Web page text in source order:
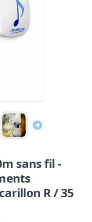
sans fil -
R / 35